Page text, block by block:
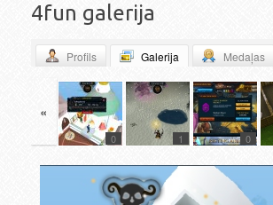
4fun galerija
Profils Galerija Medaļas
«
0 1 0